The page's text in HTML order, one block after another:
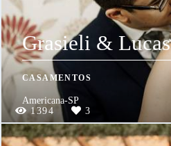
Grasieli & Lucas
CASAMENTOS
Americana-SP
1394
3